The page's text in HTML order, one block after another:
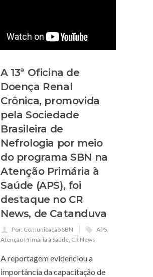
A 13ª Oficina de
Doença Renal
Crônica, promovida
pela Sociedade
Brasileira de
Nefrologia por meio
do programa SBN na
Atenção Primária à
Saúde (APS), foi
destaque no CR
News, de Catanduva
Por: Comunicação SBN APS
Atenção Primária à Saúde CR News
A reportagem evidenciou a
importância da capacitação de